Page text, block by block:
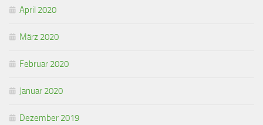
April 2020
März 2020
Februar 2020
Januar 2020
Dezember 2019